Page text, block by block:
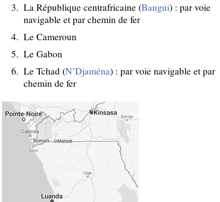
La République centrafricaine (Bangui) : par voie
navigable et par chemin de fer
Le Cameroun
Le Gabon
Le Tchad (N’Djaména) : par voie navigable et par
chemin de fer